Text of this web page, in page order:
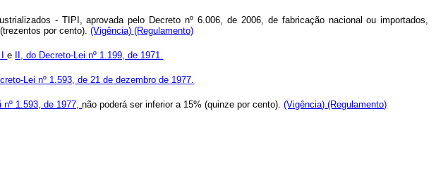
- TIPI, aprovada pelo Decreto nº 6.006, de 2006, de fabricação nacional ou importados,
por cento). (Vigência) (Regulamento)
Ie II, do Decreto-Lei nº 1.199, de 1971.
Lei nº 1.593, de 21 de dezembro de 1977.
nº 1.593, de 1977,não poderá ser inferior a 15% (quinze por cento).(Vigência)(Regulamento)